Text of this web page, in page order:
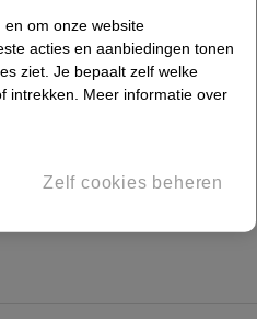
om onze website
acties en aanbiedingen tonen
ziet. Je bepaalt zelf welke
intrekken.
Meer informatie over
Zelf cookies beheren